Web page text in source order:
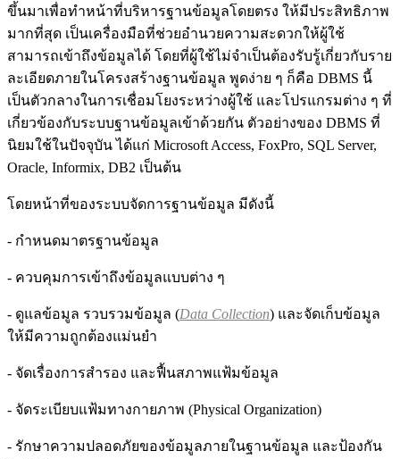
ขึ้นมาเพื่อทำหน้าที่บริหารฐานข้อมูลโดยตรง ให้มีประสิทธิภาพ
มากที่สุด เป็นเครื่องมือที่ช่วยอำนวยความสะดวกให้ผู้ใช้
สามารถเข้าถึงข้อมูลได้ โดยที่ผู้ใช้ไม่จำเป็นต้องรับรู้เกี่ยวกับราย
ละเอียดภายในโครงสร้างฐานข้อมูล พูดง่าย ๆ ก็คือ DBMS นี้
เป็นตัวกลางในการเชื่อมโยงระหว่างผู้ใช้ และโปรแกรมต่าง ๆ ที่
เกี่ยวข้องกับระบบฐานข้อมูลเข้าด้วยกัน ตัวอย่างของ DBMS ที่
นิยมใช้ในปัจจุบัน ได้แก่ Microsoft Access, FoxPro, SQL Server,
Oracle, Informix, DB2 เป็นต้น
โดยหน้าที่ของระบบจัดการฐานข้อมูล มีดังนี้
- กำหนดมาตรฐานข้อมูล
- ควบคุมการเข้าถึงข้อมูลแบบต่าง ๆ
- ดูแลข้อมูล รวบรวมข้อมูล (Data Collection) และจัดเก็บข้อมูล
ให้มีความถูกต้องแม่นยำ
- จัดเรื่องการสำรอง และฟื้นสภาพแฟ้มข้อมูล
- จัดระเบียบแฟ้มทางกายภาพ (Physical Organization)
- รักษาความปลอดภัยของข้อมูลภายในฐานข้อมูล และป้องกัน